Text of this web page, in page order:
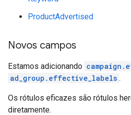
ProductAdvertised
Novos campos
Estamos adicionando
ad_group.effective_labels .
Os rótulos eficazes são rótulos
diretamente.